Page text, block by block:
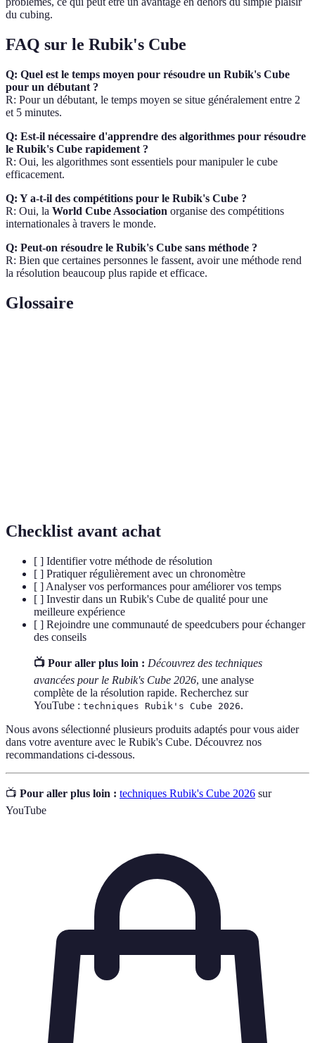
du cubing.
FAQ sur le Rubik's Cube
Q: Quel est le temps moyen pour résoudre un Rubik's Cube
pour un débutant ?
R: Pour un débutant, le temps moyen se situe généralement entre 2
et 5 minutes.
Q: Est-il nécessaire d'apprendre des algorithmes pour résoudre
le Rubik's Cube rapidement ?
R: Oui, les algorithmes sont essentiels pour manipuler le cube
efficacement.
Q: Y a-t-il des compétitions pour le Rubik's Cube ?
R: Oui, la World Cube Association organise des compétitions
internationales à travers le monde.
Q: Peut-on résoudre le Rubik's Cube sans méthode ?
R: Bien que certaines personnes le fassent, avoir une méthode rend
la résolution beaucoup plus rapide et efficace.
Glossaire
Checklist avant achat
[ ] Identifier votre méthode de résolution
[ ] Pratiquer régulièrement avec un chronomètre
[ ] Analyser vos performances pour améliorer vos temps
[ ] Investir dans un Rubik's Cube de qualité pour une
meilleure expérience
[ ] Rejoindre une communauté de speedcubers pour échanger
des conseils
📺 Pour aller plus loin : Découvrez des techniques
avancées pour le Rubik's Cube 2026, une analyse
complète de la résolution rapide. Recherchez sur
YouTube : techniques Rubik's Cube 2026.
Nous avons sélectionné plusieurs produits adaptés pour vous aider
dans votre aventure avec le Rubik's Cube. Découvrez nos
recommandations ci-dessous.
📺 Pour aller plus loin : techniques Rubik's Cube 2026 sur
YouTube